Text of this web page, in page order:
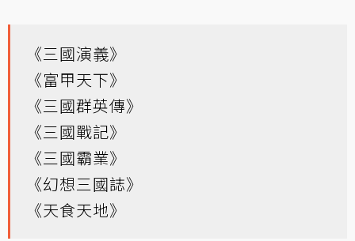
《三國演義》
《富甲天下》
《三國群英傳》
《三國戰記》
《三國霸業》
《幻想三國誌》
《天食天地》